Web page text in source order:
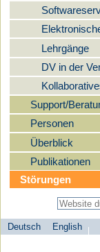
Lehrgänge
DV in der
Support/
Personen
Überblick
Publikationen
Störungen
Sprachauswahl
Deutsch
English